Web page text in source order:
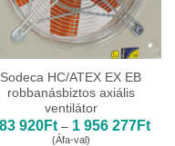
Sodeca HC/ATEX EX EB
robbanásbiztos axiális
ventilátor
920Ft – 1 956 277Ft
(Áfa-val)